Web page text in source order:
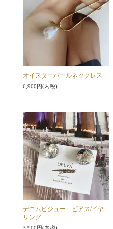
オイスターパールネックレス
6,900円(内税)
デニムビジュー ピアス/イヤ
リング